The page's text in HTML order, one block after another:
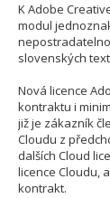
K Adobe
modul
slovenských
Nová licence
kontraktu i
již je zákazník
Cloudu z
dalších Cloud
licence Cloudu,
kontrakt.